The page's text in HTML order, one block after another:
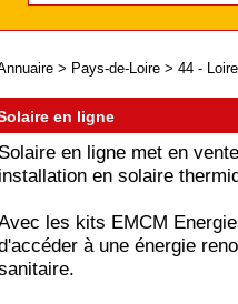
> Pays-de-Loire > 44 -
en ligne
en ligne met en
en solaire
les kits EMCM
à une énergie